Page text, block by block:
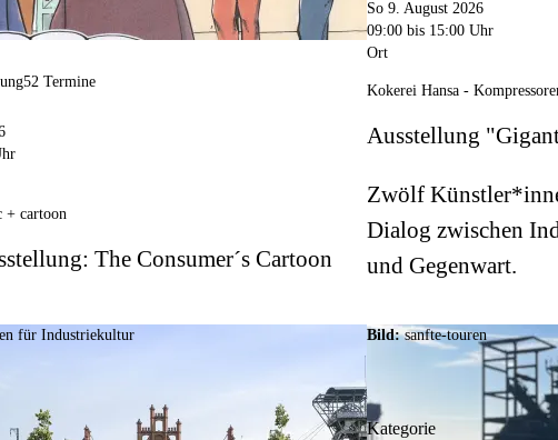
52 Termine
+ cartoon
The Consumer´s Cartoon
So 9. August 2026
09:00bis 15:00 Uhr
Ort
Kokerei Hansa -
Ausstellung
Zwölf
Dialog zwischen
und Gegenwart.
für Industriekultur Bild:sanfte-touren
Kategorie